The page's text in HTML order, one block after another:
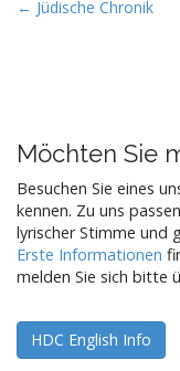
P
a
v
i
g
a
i
o
← Jüdische Chronik
Möchten Sie
Besuchen Sie eines
kennen. Zu uns
lyrischer Stimme und
Erste Informationen
melden Sie sich bitte
HDC English Info